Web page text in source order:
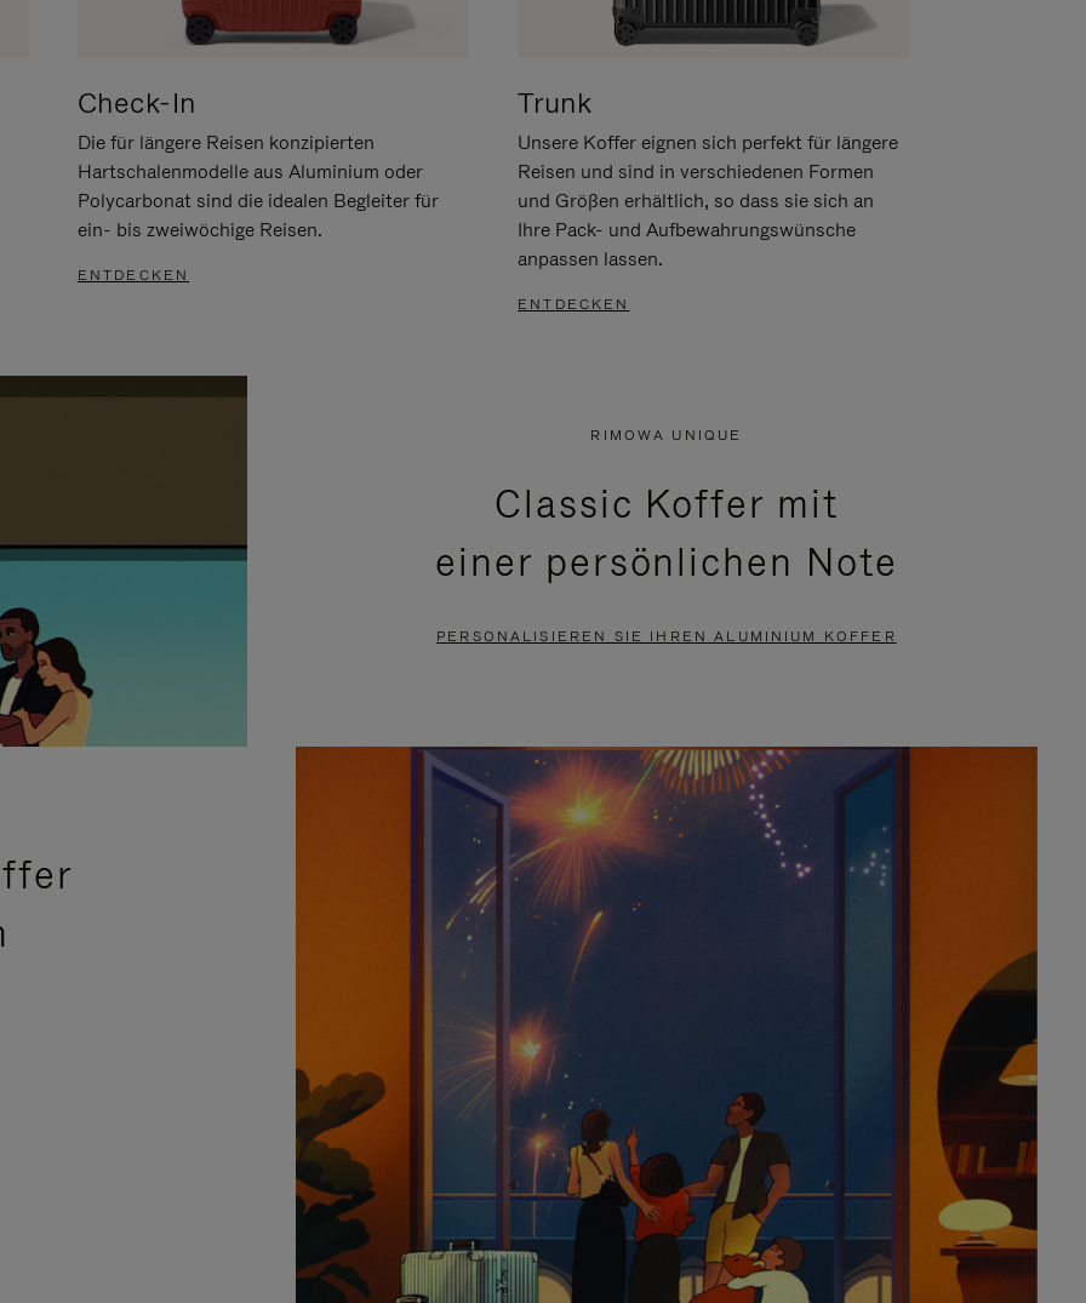
Check-In
Die für längere Reisen konzipierten
Hartschalenmodelle aus Aluminium oder
Polycarbonat sind die idealen Begleiter für
ein- bis zweiwöchige Reisen.
ENTDECKEN
Trunk
Unsere Koffer eignen sich perfekt für längere
Reisen und sind in verschiedenen Formen
und Größen erhältlich, so dass sie sich an
Ihre Pack- und Aufbewahrungswünsche
anpassen lassen.
ENTDECKEN
RIMOWA UNIQUE
Classic Koffer mit
einer persönlichen Note
PERSONALISIEREN SIE IHREN ALUMINIUM KOFFER